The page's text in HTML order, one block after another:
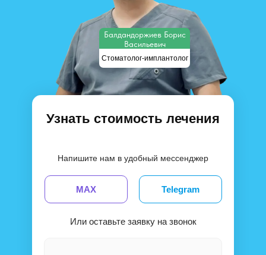
Узнать стоимость лечения
Напишите нам в удобный мессенджер
Telegram
Или оставьте заявку на звонок
MAX
Стоматолог-имплантолог
Балдандоржиев Борис
Васильевич